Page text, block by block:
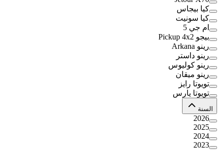
كيا بيجاس
كيا سونيت
ام جي 5
بيجو Pickup 4x2
رينو Arkana
رينو داستر
رينو كوليوس
رينو ميقان
تويوتا رايز
تويوتا يارس
السنة
2026
2025
2024
2023